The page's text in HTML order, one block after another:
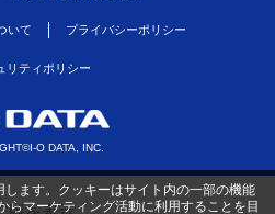
いて プライバシーポリシー
リティポリシー
O DATA, INC.
ます。クッキーはサイト内の一部の機能
らマーケティング活動に利用することを目